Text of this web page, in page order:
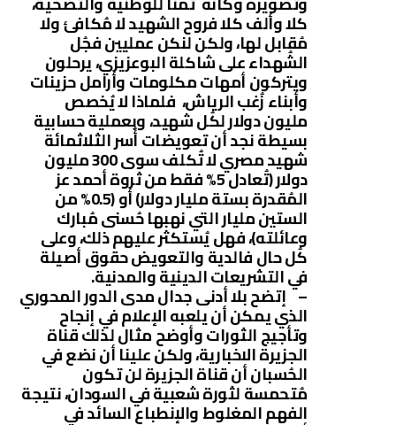
كلا وألف كلا فروح الشهيد لا مُكافئ ولا
مُقابل لها، ولكن لنكن عمليين فجُل
الشُهداء على شاكلة البوعزيزي، يرحلون
ويتركون أمهات مكلومات وأرامل حزينات
وأبناء زُغب الرياش، فلماذا لا يُخصص
مليون دولار لكُل شهيد، وبعملية حسابية
بسيطة نجد أن تعويضات أُسر الثلاثمائة
شهيد مصري لا تُكلف سوى 300 مليون
دولار (تُعادل 5% فقط من ثروة أحمد عز
المُقدرة بستة مليار دولار) أو (0.5% من
الستين مليار التي نهبها حُسنى مُبارك
وعائلته)، فهل يُستكثر عليهم ذلك، وعلى
كُل حال فالدية والتعويض حقوق أصيلة
في التشريعات الدينية والمدنية.
– إتضح بلا أدنى جدال مدى الدور المحوري
الذي يمكن أن يلعبه الإعلام في إنجاح
وتأجيج الثورات وأوضح مثال لذلك قناة
الجزيرة الاخبارية، ولكن علينا أن نضع في
الحُسبان أن قناة الجزيرة لن تكون
مُتحمسة لثورة شعبية في السودان، نتيجة
الفهم المغلوط والإنطباع السائد في